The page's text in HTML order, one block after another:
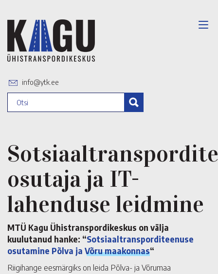
info@ytk.ee
osutaja ja IT-
lahenduse leidmine
MTÜ Kagu Ühistranspordikeskus on välja
kuulutanud hanke: “Sotsiaaltransporditeenuse
osutamine Põlva ja Võru maakonnas“
Riigihange eesmärgiks on leida Põlva- ja Võrumaa